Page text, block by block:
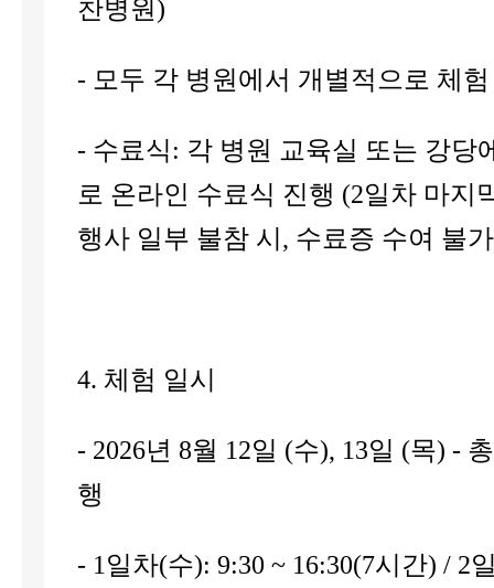
찬병원​)
- 모두 각 병원에서 개별적으로 체
- 수료식: 각 병원 교육실 또는 강당
로 온라인 수료식 진행 (2일차 마지
행사 일부 불참 시, 수료증 수여 불가
4. 체험 일시
-​ 2026년 8월 12일 (수), 13일 (목) -
행
-​ 1일차(수): 9:30 ~ 16:30(7시간) / 2